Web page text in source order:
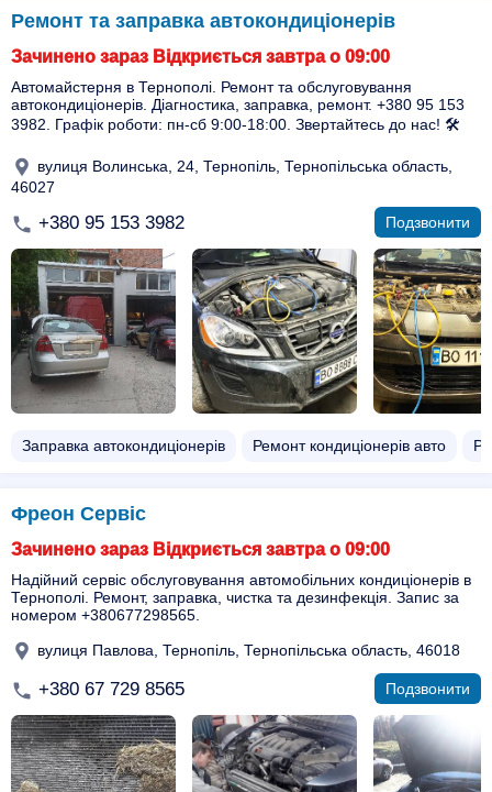
Ремонт та заправка автокондиціонерів
Зачинено зараз Відкриється завтра о 09:00
Автомайстерня в Тернополі. Ремонт та обслуговування
автокондиціонерів. Діагностика, заправка, ремонт. +380 95 153
3982. Графік роботи: пн-сб 9:00-18:00. Звертайтесь до нас! 🛠️
вулиця Волинська, 24, Тернопіль, Тернопільська область,
46027
+380 95 153 3982 Подзвонити
Заправка автокондиціонерів Ремонт кондиціонерів авто
Фреон Сервіс
Зачинено зараз Відкриється завтра о 09:00
Надійний сервіс обслуговування автомобільних кондиціонерів в
Тернополі. Ремонт, заправка, чистка та дезинфекція. Запис за
номером +380677298565.
вулиця Павлова, Тернопіль, Тернопільська область, 46018
+380 67 729 8565 Подзвонити